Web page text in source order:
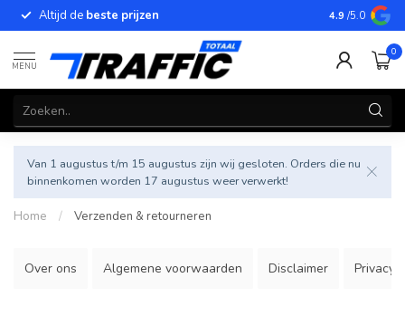
Altijd de beste prijzen Betrouwbare
4.9 /5.0
MENU
0
Van 1 augustus t/m 15 augustus zijn wij gesloten. Orders die nu
binnenkomen worden 17 augustus weer verwerkt!
Home / Verzenden & retourneren
Over ons Algemene voorwaarden Disclaimer Privacy